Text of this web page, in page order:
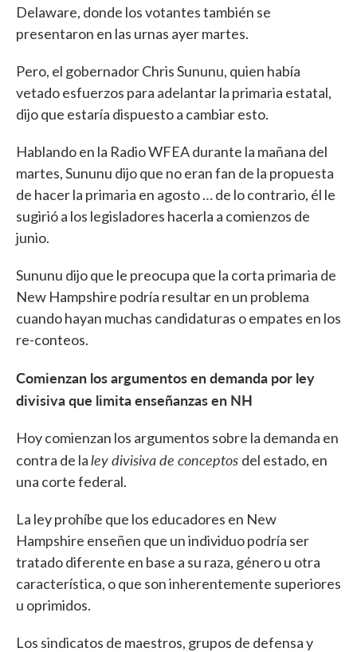
Delaware, donde los votantes también se
presentaron en las urnas ayer martes.
Pero, el gobernador Chris Sununu, quien había
vetado esfuerzos para adelantar la primaria estatal,
dijo que estaría dispuesto a cambiar esto.
Hablando en la Radio WFEA durante la mañana del
martes, Sununu dijo que no eran fan de la propuesta
de hacer la primaria en agosto … de lo contrario, él le
sugirió a los legisladores hacerla a comienzos de
junio.
Sununu dijo que le preocupa que la corta primaria de
New Hampshire podría resultar en un problema
cuando hayan muchas candidaturas o empates en los
re-conteos.
Comienzan los argumentos en demanda por ley
divisiva que limita enseñanzas en NH
Hoy comienzan los argumentos sobre la demanda en
contra de laley divisiva de conceptos del estado, en
una corte federal.
La ley prohíbe que los educadores en New
Hampshire enseñen que un individuo podría ser
tratado diferente en base a su raza, género u otra
característica, o que son inherentemente superiores
u oprimidos.
Los sindicatos de maestros, grupos de defensa y